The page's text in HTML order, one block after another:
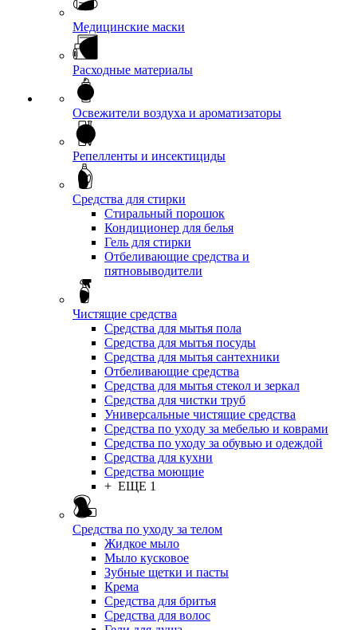
Медицинские маски
Расходные материалы
Освежители воздуха и ароматизаторы
Репелленты и инсектициды
Средства для стирки
Стиральный порошок
Кондиционер для белья
Гель для стирки
Отбеливающие средства и
пятновыводители
Чистящие средства
Средства для мытья пола
Средства для мытья посуды
Средства для мытья сантехники
Отбеливающие средства
Средства для мытья стекол и зеркал
Средства для чистки труб
Универсальные чистящие средства
Средства по уходу за мебелью и коврами
Средства по уходу за обувью и одеждой
Средства для кухни
Средства моющие
+ ЕЩЕ 1
Средства по уходу за телом
Жидкое мыло
Мыло кусковое
Зубные щетки и пасты
Крема
Средства для бритья
Средства для волос